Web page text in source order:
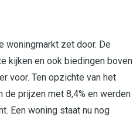
woningmarkt zet door. De
kijken en ook biedingen boven
voor. Ten opzichte van het
prijzen met 8,4% en werden
Een woning staat nu nog